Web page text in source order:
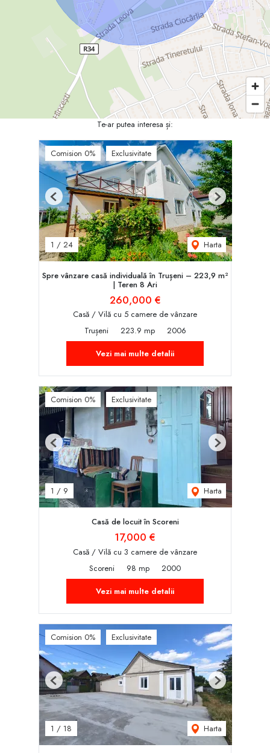
Te-ar putea interesa și:
Comision 0% Exclusivitate
1 / 24 Harta
Previous Next
Spre vânzare casă individuală în Trușeni – 223,9 m²
| Teren 8 Ari
260,000 €
Casă / Vilă cu 5 camere de vânzare
Trușeni
223.9 mp
2006
Vezi mai multe detalii
Comision 0% Exclusivitate
1 / 9 Harta
Previous Next
Casă de locuit în Scoreni
17,000 €
Casă / Vilă cu 3 camere de vânzare
Scoreni
98 mp
2000
Vezi mai multe detalii
Comision 0% Exclusivitate
1 / 18 Harta
Previous Next